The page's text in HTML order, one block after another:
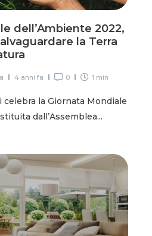
dell’Ambiente 2022,
la Terra
4 anni fa 0 1 min
celebra la Giornata Mondiale
dall’Assemblea...